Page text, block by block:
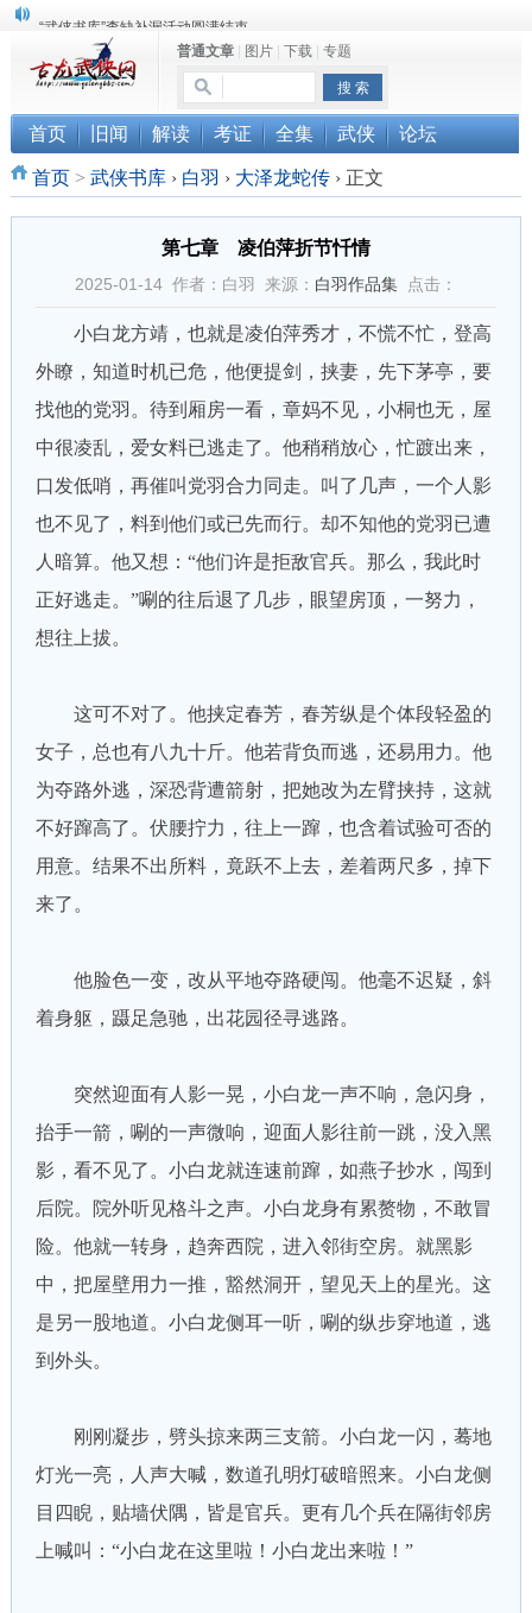
“武侠书库”查缺补漏活动圆满结束
《古龙小说原貌探究》修订版已上市
顾雪衣《古龙武侠小说知见录》上市
普通文章| 图片| 下载| 专题
首页 旧闻 解读 考证 全集 武侠 论坛
首页> 武侠书库 › 白羽 › 大泽龙蛇传 ›正文
第七章 凌伯萍折节忏情
2025-01-14 作者：白羽 来源： 白羽作品集点击：
小白龙方靖，也就是凌伯萍秀才，不慌不忙，登高
外瞭，知道时机已危，他便提剑，挟妻，先下茅亭，要
找他的党羽。待到厢房一看，章妈不见，小桐也无，屋
中很凌乱，爱女料已逃走了。他稍稍放心，忙踱出来，
口发低哨，再催叫党羽合力同走。叫了几声，一个人影
也不见了，料到他们或已先而行。却不知他的党羽已遭
人暗算。他又想：“他们许是拒敌官兵。那么，我此时
正好逃走。”唰的往后退了几步，眼望房顶，一努力，
想往上拔。
这可不对了。他挟定春芳，春芳纵是个体段轻盈的
女子，总也有八九十斤。他若背负而逃，还易用力。他
为夺路外逃，深恐背遭箭射，把她改为左臂挟持，这就
不好蹿高了。伏腰拧力，往上一蹿，也含着试验可否的
用意。结果不出所料，竟跃不上去，差着两尺多，掉下
来了。
他脸色一变，改从平地夺路硬闯。他毫不迟疑，斜
着身躯，蹑足急驰，出花园径寻逃路。
突然迎面有人影一晃，小白龙一声不响，急闪身，
抬手一箭，唰的一声微响，迎面人影往前一跳，没入黑
影，看不见了。小白龙就连速前蹿，如燕子抄水，闯到
后院。院外听见格斗之声。小白龙身有累赘物，不敢冒
险。他就一转身，趋奔西院，进入邻街空房。就黑影
中，把屋壁用力一推，豁然洞开，望见天上的星光。这
是另一股地道。小白龙侧耳一听，唰的纵步穿地道，逃
到外头。
刚刚凝步，劈头掠来两三支箭。小白龙一闪，蓦地
灯光一亮，人声大喊，数道孔明灯破暗照来。小白龙侧
目四睨，贴墙伏隅，皆是官兵。更有几个兵在隔街邻房
上喊叫：“小白龙在这里啦！小白龙出来啦！”